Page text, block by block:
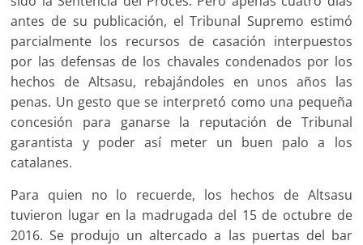
antes de su publicación, el Tribunal Supremo estimó
parcialmente los recursos de casación interpuestos
por las defensas de los chavales condenados por los
hechos de Altsasu, rebajándoles en unos años las
penas. Un gesto que se interpretó como una pequeña
concesión para ganarse la reputación de Tribunal
garantista y poder así meter un buen palo a los
catalanes.
Para quien no lo recuerde, los hechos de Altsasu
tuvieron lugar en la madrugada del 15 de octubre de
2016. Se produjo un altercado a las puertas del bar